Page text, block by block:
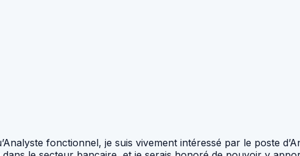
fonctionnel, je suis vivement intéressé par le poste